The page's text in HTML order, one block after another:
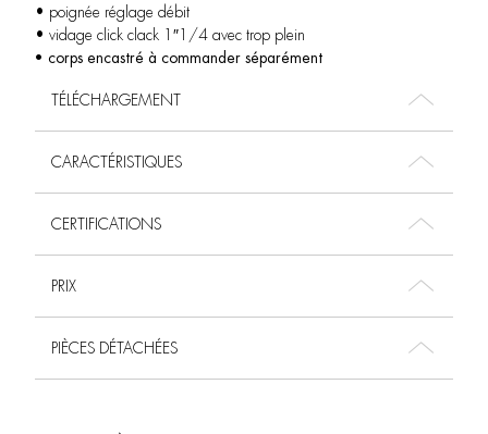
• poignée réglage débit
• vidage click clack 1″1/4 avec trop plein
• corps encastré à commander séparément
TÉLÉCHARGEMENT
CARACTÉRISTIQUES
CERTIFICATIONS
PRIX
PIÈCES DÉTACHÉES